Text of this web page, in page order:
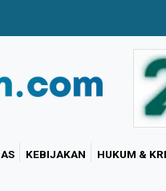
KEBIJAKAN HUKUM &